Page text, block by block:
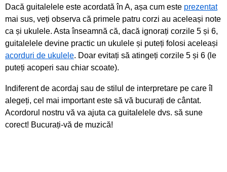
Dacă guitalelele este acordată în A, așa cum este prezentat
mai sus, veți observa că primele patru corzi au aceleași note
ca și ukulele. Asta înseamnă că, dacă ignorați corzile 5 și 6,
guitalelele devine practic un ukulele și puteți folosi aceleași
acorduri de ukulele. Doar evitați să atingeți corzile 5 și 6 (le
puteți acoperi sau chiar scoate).
Indiferent de acordaj sau de stilul de interpretare pe care îl
alegeți, cel mai important este să vă bucurați de cântat.
Acordorul nostru vă va ajuta ca guitalelele dvs. să sune
corect! Bucurați-vă de muzică!